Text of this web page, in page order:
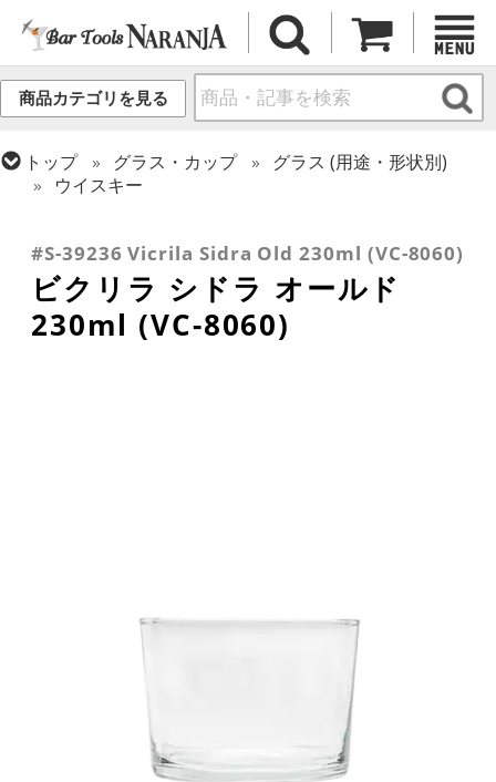
商品カテゴリを見る
トップ グラス・カップ
グラス (用途・形状別)
ウイスキー
ロックグラス
#S-39236 Vicrila Sidra Old 230ml (VC-8060)
ビクリラ シドラ オールド
230ml (VC-8060)